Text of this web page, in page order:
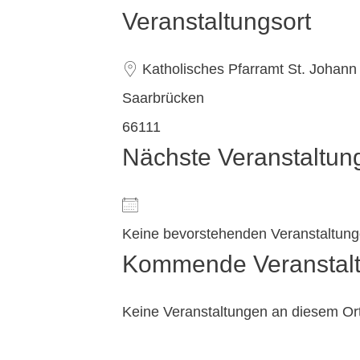
Veranstaltungsort
Katholisches Pfarramt St. Johann
Saarbrücken
66111
Nächste
Keine bevorstehenden
Kommende
Keine Veranstaltungen an diesem